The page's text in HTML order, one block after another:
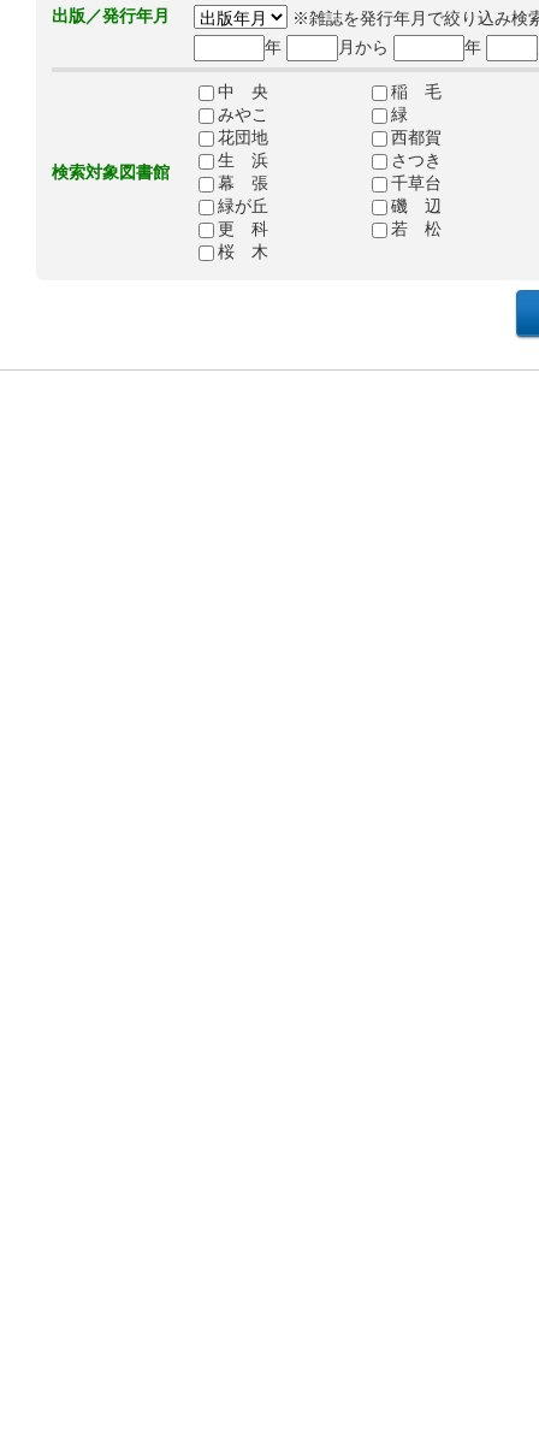
出版／発行年月
※雑誌を発行年月で絞り込み検
年
月から 年
検索対象図書館
中 央
稲 毛
みやこ
緑
花団地
西都賀
生 浜
さつき
幕 張
千草台
緑が丘
磯 辺
更 科
若 松
桜 木